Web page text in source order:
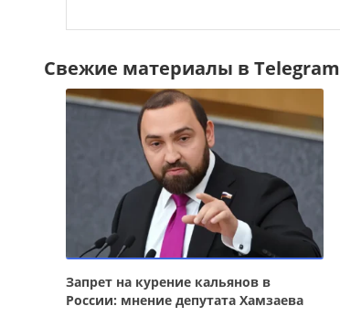
Свежие материалы в Telegram
Запрет на курение кальянов в
России: мнение депутата Хамзаева